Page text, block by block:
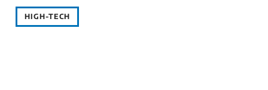
HIGH-TECH